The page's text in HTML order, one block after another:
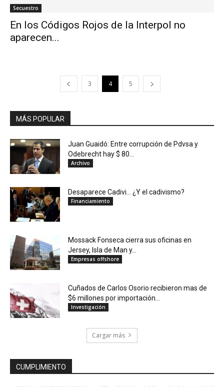
Secuestro
En los Códigos Rojos de la Interpol no
aparecen...
3 4 5
MÁS POPULAR
Juan Guaidó: Entre corrupción de Pdvsa y
Odebrecht hay $ 80...
Archivo
Desaparece Cadivi… ¿Y el cadivismo?
Financiamiento
Mossack Fonseca cierra sus oficinas en
Jersey, Isla de Man y...
Empresas offshore
Cuñados de Carlos Osorio recibieron mas de
$6 millones por importación...
Investigación
Cargar más
CUMPLIMIENTO